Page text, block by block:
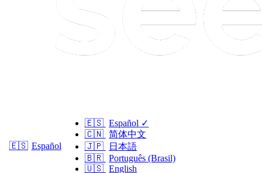
🇪🇸 Español
🇪🇸 Español ✓
🇨🇳 简体中文
🇯🇵
日本語
🇧🇷 Português (Brasil)
🇺🇸 English